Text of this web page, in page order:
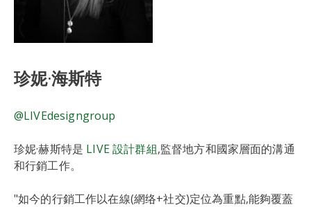
珍妮·海斯特
@LIVEdesigngroup
珍妮·赫斯特是 LIVE 設計群組,監督地方和國家層面的溝通
和行銷工作。
"如今的行銷工作以在線(網络+社交)定位為重點,能夠覆蓋